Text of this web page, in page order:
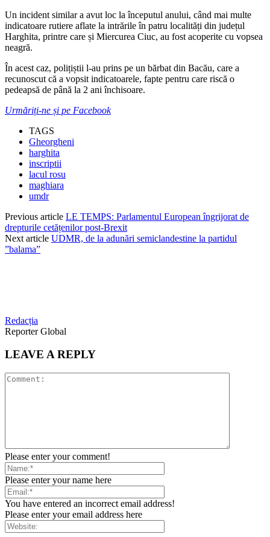
Un incident similar a avut loc la începutul anului, când mai multe
indicatoare rutiere aflate la intrările în patru localități din județul
Harghita, printre care și Miercurea Ciuc, au fost acoperite cu vopsea
neagră.
În acest caz, polițiștii l-au prins pe un bărbat din Bacău, care a
recunoscut că a vopsit indicatoarele, fapte pentru care riscă o
pedeapsă de până la 2 ani închisoare.
Urmăriți-ne și pe Facebook
TAGS
Gheorgheni
harghita
inscriptii
lacul rosu
maghiara
umdr
Previous article LE TEMPS: Parlamentul European îngrijorat de
drepturile cetățenilor post-Brexit
Next article UDMR, de la adunări semiclandestine la partidul
”balama”
Redacția
Reporter Global
LEAVE A REPLY
Please enter your comment!
Please enter your name here
You have entered an incorrect email address!
Please enter your email address here